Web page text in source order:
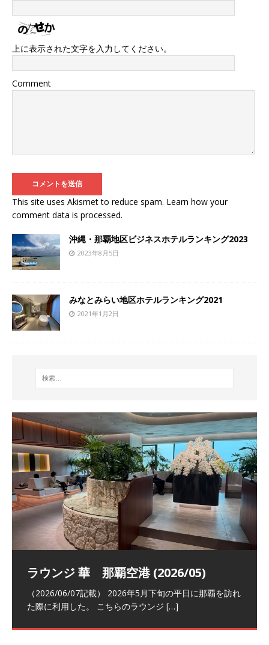
上に表示された文字を入力してください。
Comment
This site uses Akismet to reduce spam. Learn how your
comment data is processed.
沖縄・那覇地区ビジネスホテルランキング2023
2023年8月5日
みなとみらい地区ホテルランキング2021
2021年1月2日
祝！日本航空・マリオットの戦略パー
トナーシップによるFOP無料付与とス
テイタスマッチ
ラウンジ 華 那覇空港 (2026/05)
（2026/06/07記載） 2026年5月下旬の平日に那覇を訪れ
た際に利用した。 こちらのラウンジ […]
The Coral Executive Lounge スワ
ンナプーム国際空港国内線ラウンジ
(2026/01)
日本航空 羽田空港国際線ファースト
クラスラウンジ (2026/01)
（2026/03/18記載） 2026年1月、毎年恒例の新年の羽田
バンコクエアウェイズ スワンナプー
ム国際空港国内線ラウンジ (2026/01)
（2026/03/13記載） 2026年1月上旬にバンコク経由でチ